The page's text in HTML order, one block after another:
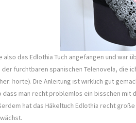
also das Edlothia Tuch angefangen und war
der furchtbaren spanischen Telenovela, die
hörte). Die Anleitung ist wirklich gut
dass man recht problemlos ein bisschen mit
hat das Häkeltuch Edlothia recht